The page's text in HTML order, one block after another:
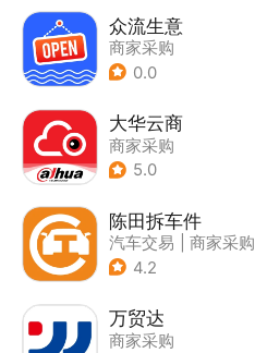
众流生意
商家采购
0.0
大华云商
商家采购
5.0
陈田拆车件
汽车交易
商家采购
4.2
万贸达
商家采购